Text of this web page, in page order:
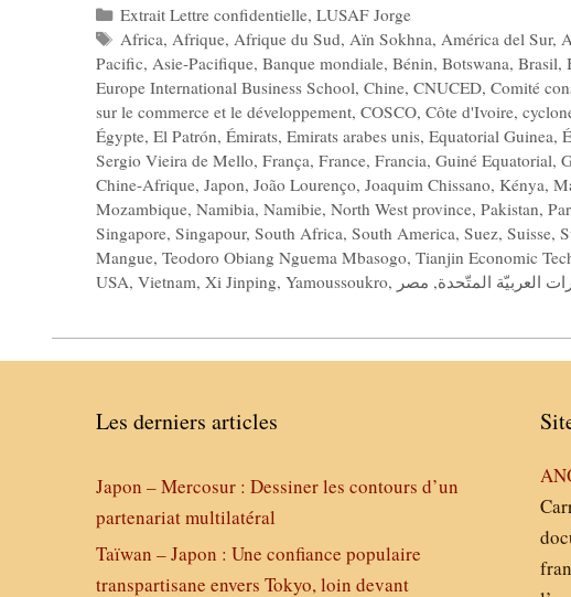
Catégories
Extrait Lettre confidentielle,LUSAF Jorge
Étiquettes
Africa, Afrique, Afrique du Sud, Aïn Sokhna, América del Sur,
Pacific, Asie-Pacifique, Banque mondiale, Bénin, Botswana, Brasil,
Europe International Business School, Chine, CNUCED, Comité
sur le commerce et le développement, COSCO, Côte d'Ivoire,
Égypte, El Patrón, Émirats, Emirats arabes unis, Equatorial Guinea,
Sergio Vieira de Mello, França, France, Francia, Guiné Equatorial,
Chine-Afrique, Japon, João Lourenço, Joaquim Chissano, Kénya,
Mozambique, Namibia, Namibie, North West province, Pakistan,
Singapore, Singapour, South Africa, South America, Suez, Suisse,
Mangue, Teodoro Obiang Nguema Mbasogo, Tianjin Economic
USA, Vietnam, Xi Jinping, Yamoussoukro, العربيّة المتّحدة, مصر
Les derniers articles
Japon – Mercosur : Dessiner les contours d’un
partenariat multilatéral
Taïwan – Japon : Une confiance populaire
transpartisane envers Tokyo, loin devant